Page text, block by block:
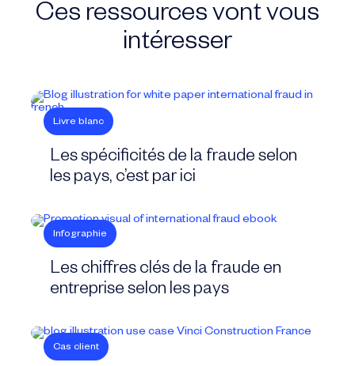
Ces ressources vont vous
intéresser
Livre blanc
Les spécificités de la fraude selon
les pays, c’est par ici
Infographie
Les chiffres clés de la fraude en
entreprise selon les pays
Cas client